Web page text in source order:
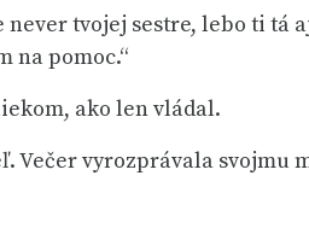
tvojej sestre, lebo ti tá
na pomoc.“
ako len vládal.
Večer vyrozprávala svojmu